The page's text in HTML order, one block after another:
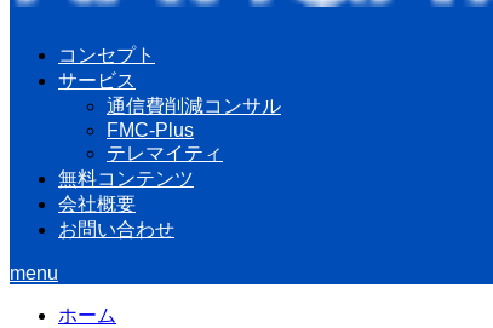
コンセプト
サービス
通信費削減コンサル
FMC-Plus
テレマイティ
無料コンテンツ
会社概要
お問い合わせ
menu
ホーム